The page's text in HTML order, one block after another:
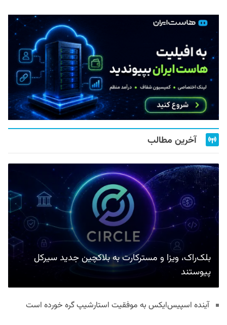
آخرین مطالب
بلک‌راک، ویزا و مسترکارت به بلاکچین جدید سیرکل
پیوستند
آینده اسپیس‌ایکس به موفقیت استارشیپ گره خورده است